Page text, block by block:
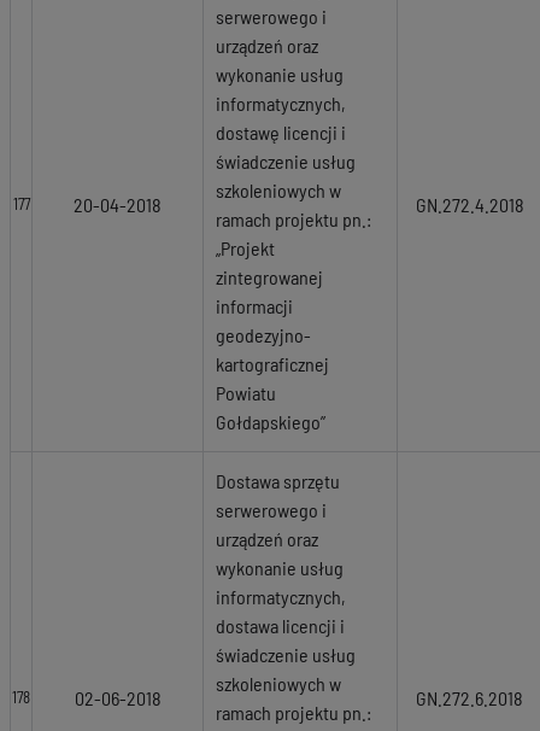
177 20-04-2018
serwerowego i
urządzeń oraz
wykonanie usług
informatycznych,
dostawę licencji i
świadczenie usług
szkoleniowych w
ramach projektu pn.:
„Projekt
zintegrowanej
informacji
geodezyjno-
kartograficznej
Powiatu
Gołdapskiego”
GN.272.4.2018
178 02-06-2018
Dostawa sprzętu
serwerowego i
urządzeń oraz
wykonanie usług
informatycznych,
dostawa licencji i
świadczenie usług
szkoleniowych w
ramach projektu pn.:
GN.272.6.2018